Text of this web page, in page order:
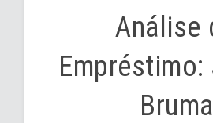
Análise
Bruma